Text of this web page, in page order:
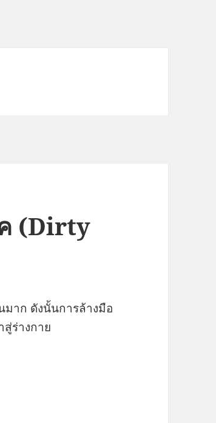
(Dirty
มาก ดังนั้นการล้างมือ
ร่างกาย